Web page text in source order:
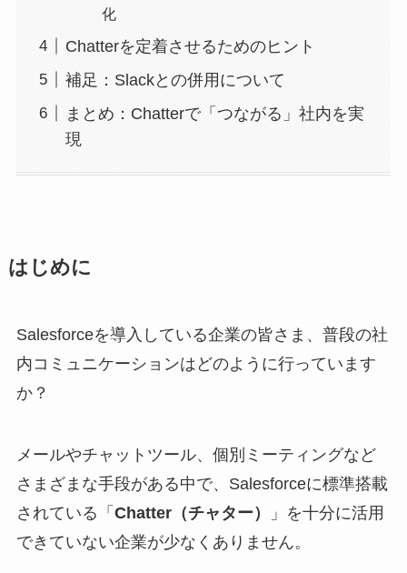
化
Chatterを定着させるためのヒント
補足：Slackとの併用について
まとめ：Chatterで「つながる」社内を実
現
はじめに
Salesforceを導入している企業の皆さま、普段の社
内コミュニケーションはどのように行っています
か？
メールやチャットツール、個別ミーティングなど
さまざまな手段がある中で、Salesforceに標準搭載
されている「 Chatter（チャター）
」を十分に活用
できていない企業が少なくありません。